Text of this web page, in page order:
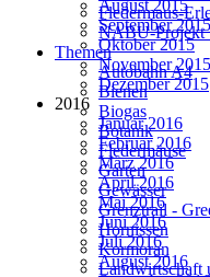
Fledermaus-
NABU-Projekt
Themen
Autobahn A4
Bienen
Biogas
Botanik
Fledermäuse
Garten
Gewässer
Grenztrail -
Hornissen
Kormoran
Landwirtschaft
August 2015
September 2015
Oktober 2015
November 2015
Dezember 2015
2016
Januar 2016
Februar 2016
März 2016
April 2016
Mai 2016
Juni 2016
Juli 2016
August 2016